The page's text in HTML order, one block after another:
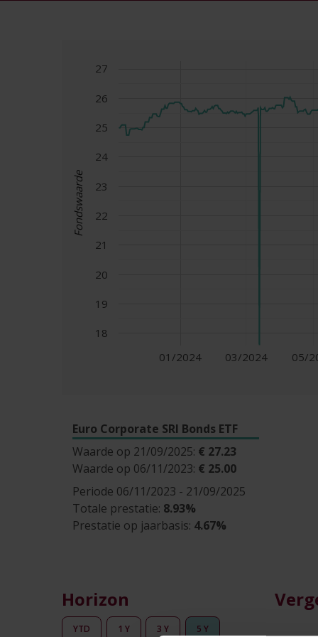
01/2024 03/2024 05/
18
19
20
21
22
23
24
25
26
27
Fondswaarde
Euro Corporate SRI Bonds ETF
Waarde op 21/09/2025: € 27.23
Waarde op 06/11/2023: € 25.00
Periode 06/11/2023 - 21/09/2025
Totale prestatie: 8.93%
Prestatie op jaarbasis: 4.67%
Horizon
YTD 1 Y 3 Y 5 Y